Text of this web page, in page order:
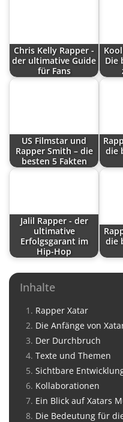
Chris Kelly Rapper -
der ultimative Guide
für Fans
Die
US Filmstar und
Rapper Smith – die
besten 5 Fakten
die
Jalil Rapper - der
ultimative
Erfolgsgarant im
Hip-Hop
die
Inhalte
Rapper Xatar
Die Anfänge von
Der Durchbruch
Texte und Themen
Sichtbare
Kollaborationen
Ein Blick auf Xatars
Die Bedeutung für